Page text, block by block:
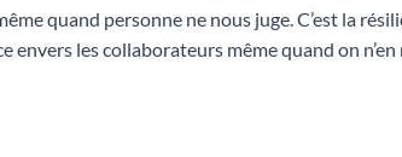
quand personne ne nous juge. C’est la
envers les collaborateurs même quand on